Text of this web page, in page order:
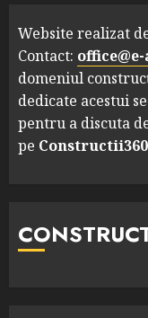
Website realizat
Contact:
domeniul
dedicate acestui
pentru a discuta
pe